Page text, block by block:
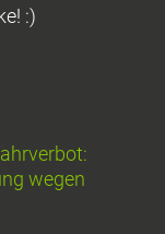
:)
wegen